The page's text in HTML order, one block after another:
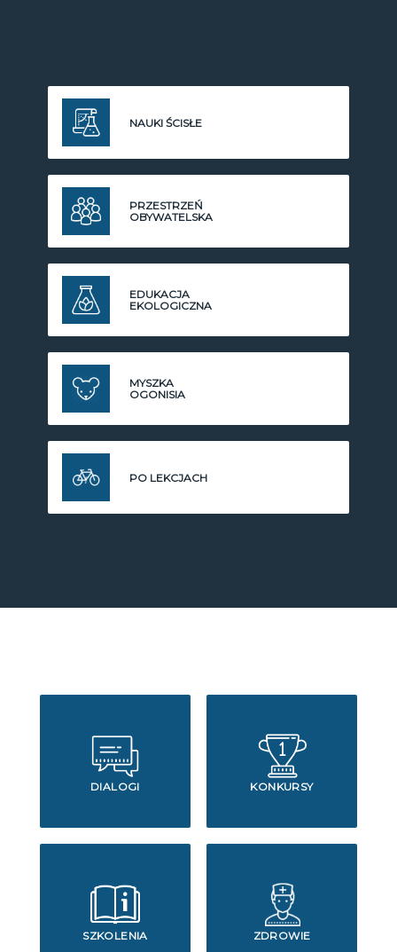
NAUKI ŚCISŁE
PRZESTRZEŃ
OBYWATELSKA
EDUKACJA
EKOLOGICZNA
MYSZKA
OGONISIA
PO LEKCJACH
DIALOGI KONKURSY
SZKOLENIA ZDROWIE